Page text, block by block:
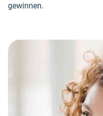
gewinnen.